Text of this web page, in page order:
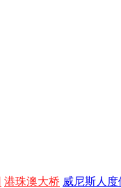
港珠澳大桥 威尼斯人度